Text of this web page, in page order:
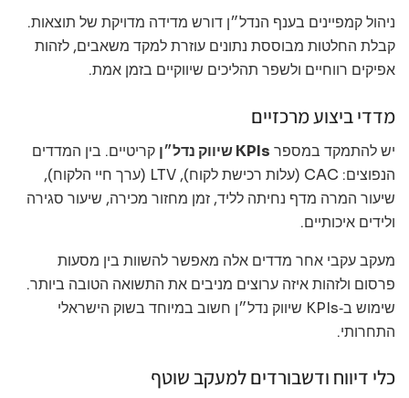
ניהול קמפיינים בענף הנדל״ן דורש מדידה מדויקת של תוצאות.
קבלת החלטות מבוססת נתונים עוזרת למקד משאבים, לזהות
אפיקים רווחיים ולשפר תהליכים שיווקיים בזמן אמת.
מדדי ביצוע מרכזיים
יש להתמקד במספר KPIs שיווק נדל״ן
קריטיים. בין המדדים
הנפוצים: CAC (עלות רכישת לקוח), LTV (ערך חיי הלקוח),
שיעור המרה מדף נחיתה לליד, זמן מחזור מכירה, שיעור סגירה
ולידים איכותיים.
מעקב עקבי אחר מדדים אלה מאפשר להשוות בין מסעות
פרסום ולזהות איזה ערוצים מניבים את התשואה הטובה ביותר.
שימוש ב‑KPIs שיווק נדל״ן חשוב במיוחד בשוק הישראלי
התחרותי.
כלי דיווח ודשבורדים למעקב שוטף